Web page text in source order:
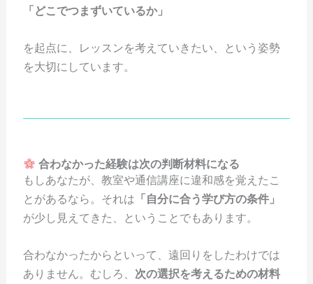
「どこでつまずいているか」
を起点に、レッスンを考えていきたい、という姿勢
を大切にしています。
合わなかった経験は次の判断材料になる
もしあなたが、教室や通信講座に違和感を覚えたこ
とがあるなら。それは 「自分に合う学び方の条件」
が少し見えてきた、ということでもあります。
合わなかったからといって、遠回りをしたわけでは
ありません。むしろ、 次の選択を考えるための材料